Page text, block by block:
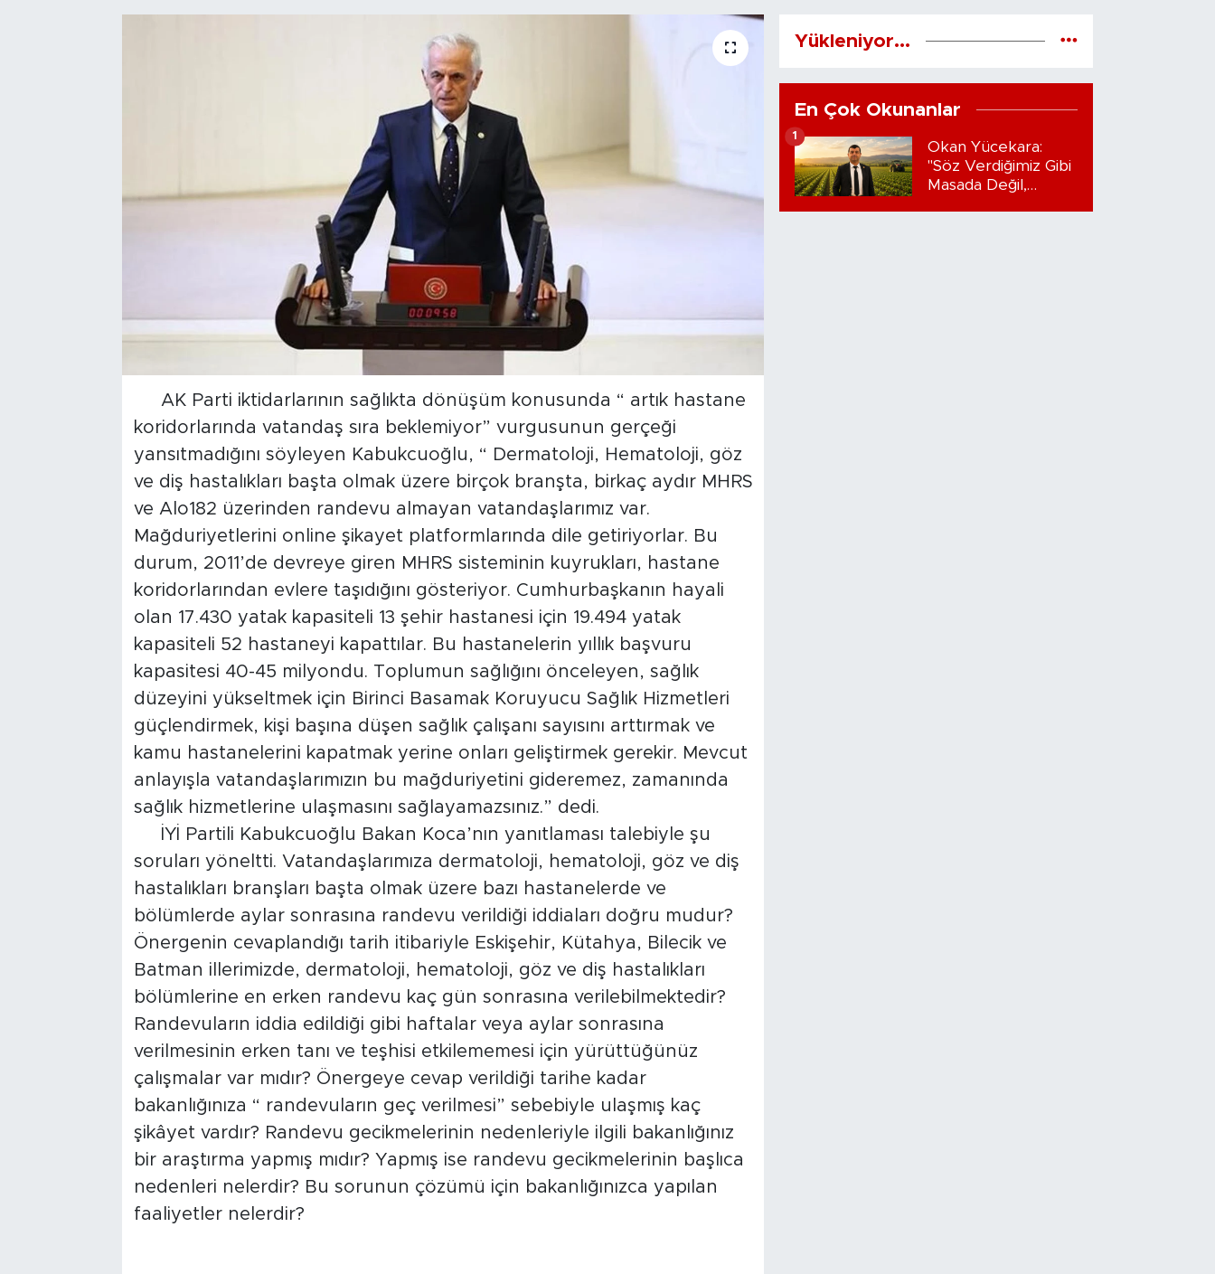
AK Parti iktidarlarının sağlıkta dönüşüm konusunda “ artık hastane
koridorlarında vatandaş sıra beklemiyor” vurgusunun gerçeği
yansıtmadığını söyleyen Kabukcuoğlu, “ Dermatoloji, Hematoloji, göz
ve diş hastalıkları başta olmak üzere birçok branşta, birkaç aydır MHRS
ve Alo182 üzerinden randevu almayan vatandaşlarımız var.
Mağduriyetlerini online şikayet platformlarında dile getiriyorlar. Bu
durum, 2011’de devreye giren MHRS sisteminin kuyrukları, hastane
koridorlarından evlere taşıdığını gösteriyor. Cumhurbaşkanın hayali
olan 17.430 yatak kapasiteli 13 şehir hastanesi için 19.494 yatak
kapasiteli 52 hastaneyi kapattılar. Bu hastanelerin yıllık başvuru
kapasitesi 40-45 milyondu. Toplumun sağlığını önceleyen, sağlık
düzeyini yükseltmek için Birinci Basamak Koruyucu Sağlık Hizmetleri
güçlendirmek, kişi başına düşen sağlık çalışanı sayısını arttırmak ve
kamu hastanelerini kapatmak yerine onları geliştirmek gerekir. Mevcut
anlayışla vatandaşlarımızın bu mağduriyetini gideremez, zamanında
sağlık hizmetlerine ulaşmasını sağlayamazsınız.” dedi.
İYİ Partili Kabukcuoğlu Bakan Koca’nın yanıtlaması talebiyle şu
soruları yöneltti. Vatandaşlarımıza dermatoloji, hematoloji, göz ve diş
hastalıkları branşları başta olmak üzere bazı hastanelerde ve
bölümlerde aylar sonrasına randevu verildiği iddiaları doğru mudur?
Önergenin cevaplandığı tarih itibariyle Eskişehir, Kütahya, Bilecik ve
Batman illerimizde, dermatoloji, hematoloji, göz ve diş hastalıkları
bölümlerine en erken randevu kaç gün sonrasına verilebilmektedir?
Randevuların iddia edildiği gibi haftalar veya aylar sonrasına
verilmesinin erken tanı ve teşhisi etkilememesi için yürüttüğünüz
çalışmalar var mıdır? Önergeye cevap verildiği tarihe kadar
bakanlığınıza “ randevuların geç verilmesi” sebebiyle ulaşmış kaç
şikâyet vardır? Randevu gecikmelerinin nedenleriyle ilgili bakanlığınız
bir araştırma yapmış mıdır? Yapmış ise randevu gecikmelerinin başlıca
nedenleri nelerdir? Bu sorunun çözümü için bakanlığınızca yapılan
faaliyetler nelerdir?
Yükleniyor...
En Çok Okunanlar
Okan Yücekara:
"Söz Verdiğimiz Gibi
Masada Değil,
1